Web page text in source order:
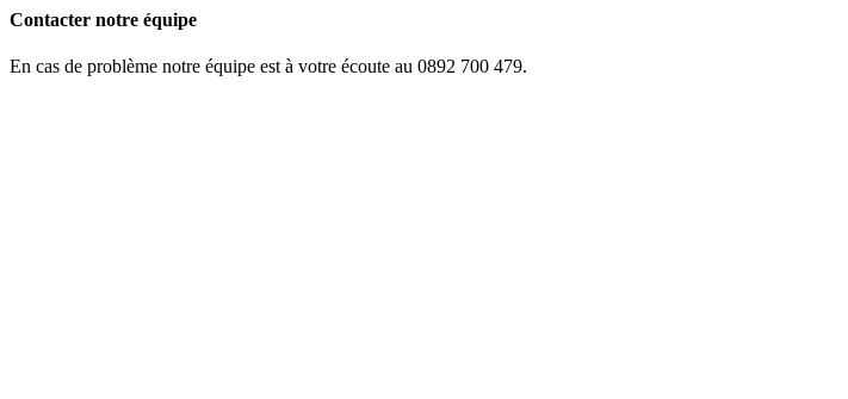
Contacter notre équipe
En cas de problème notre équipe est à votre écoute au 0892 700 479.